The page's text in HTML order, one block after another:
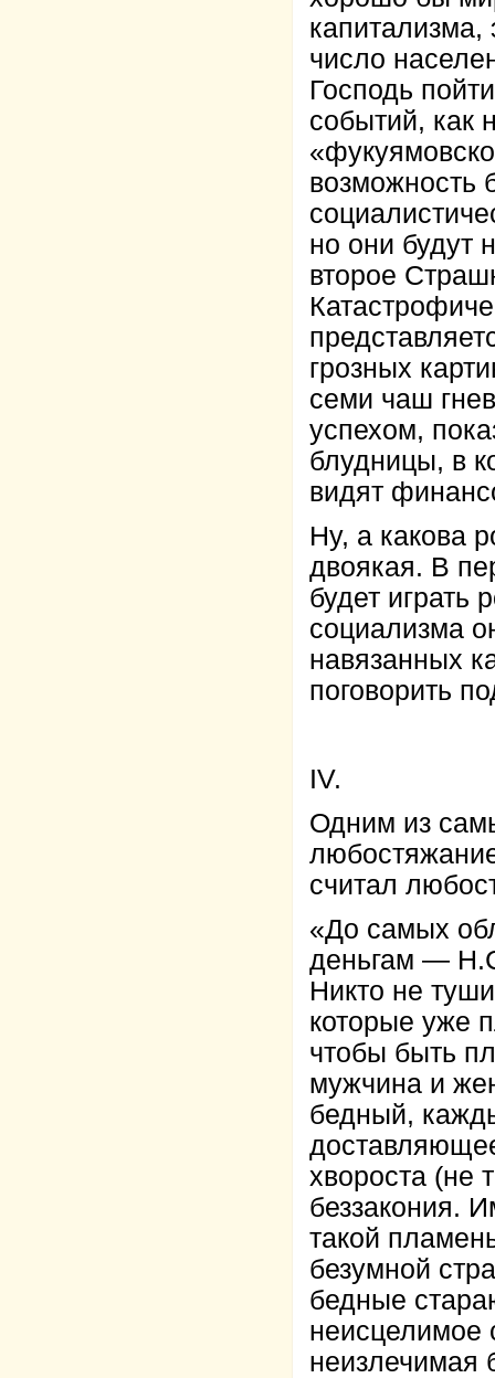
число
Господь
событий, как
возможность
но они будут
второе
грозных
семи чаш
успехом,
блудницы, в
видят
Ну, а какова
двоякая. В
будет
социализма
навязанных
поговорить
IV.
Одним из
считал
«До самых
деньгам —
Никто не
которые уже
чтобы быть
мужчина и
бедный,
хвороста (не
беззакония.
такой
безумной
бедные
неисцелимое
неизлечимая